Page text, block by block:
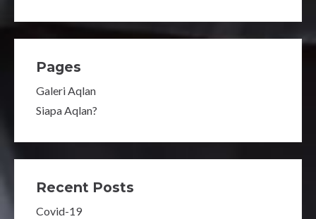
Pages
Galeri Aqlan
Siapa Aqlan?
Recent Posts
Covid-19